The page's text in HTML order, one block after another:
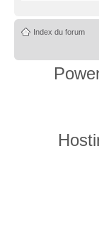
Index du forum